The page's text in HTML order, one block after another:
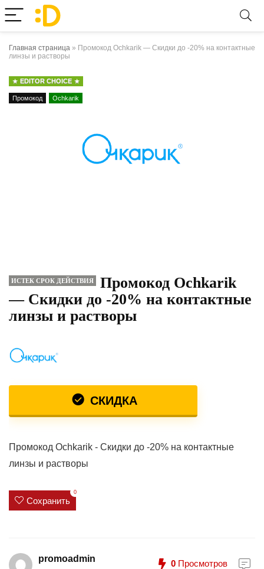
Главная страница » Промокод Ochkarik — Скидки до -20% на контактные
линзы и растворы
EDITOR CHOICE
Промокод Ochkarik
ИСТЕК СРОК ДЕЙСТВИЯ
Промокод Ochkarik
— Скидки до -20% на контактные
линзы и растворы
СКИДКА
Промокод Ochkarik - Скидки до -20% на контактные
линзы и растворы
Сохранить
0
promoadmin 0 Просмотров